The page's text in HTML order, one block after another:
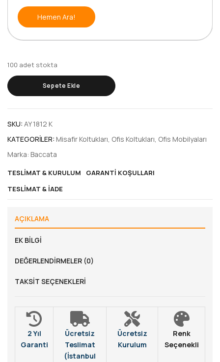
Hemen Ara!
100 adet stokta
Sepete Ekle
SKU: AY 1812 K
KATEGORILER: Misafir Koltukları, Ofis Koltukları, Ofis Mobilyaları
Marka: Baccata
TESLIMAT & KURULUM
GARANTI KOŞULLARI
TESLIMAT & İADE
AÇIKLAMA
EK BILGI
DEĞERLENDIRMELER (0)
TAKSIT SEÇENEKLERI
2 Yıl
Garanti
Ücretsiz
Teslimat
(İstanbul
Ücretsiz
Kurulum
Renk
Seçenekli